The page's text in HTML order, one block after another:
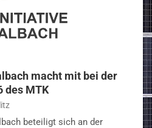
macht mit bei der
des MTK
beteiligt sich an der